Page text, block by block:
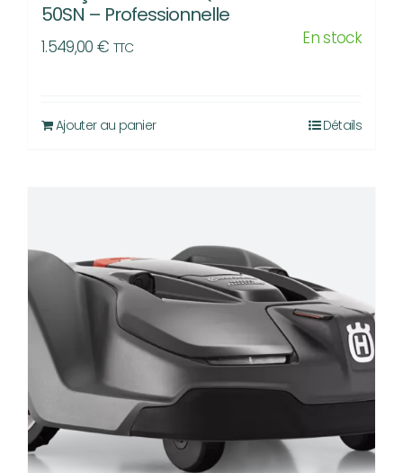
50SN – Professionnelle
1.549,00 € TTC En stock
Ajouter au panier Détails